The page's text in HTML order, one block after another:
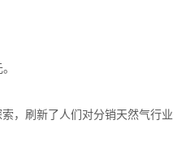
，刷新了人们对分销天然气行业